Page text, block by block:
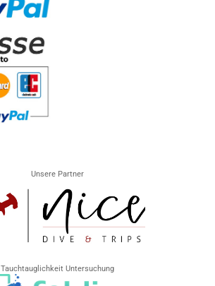
Unsere Partner
Tauchtauglichkeit Untersuchung